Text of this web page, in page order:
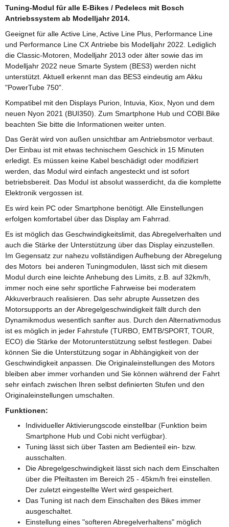
Tuning-Modul für alle E-Bikes / Pedelecs mit Bosch
Antriebssystem ab Modelljahr 2014.
Geeignet für alle Active Line, Active Line Plus, Performance Line
und Performance Line CX Antriebe bis Modelljahr 2022. Lediglich
die Classic-Motoren, Modelljahr 2013 oder älter sowie das im
Modelljahr 2022 neue Smarte System (BES3) werden nicht
unterstützt. Aktuell erkennt man das BES3 eindeutig am Akku
"PowerTube 750".
Kompatibel mit den Displays Purion, Intuvia, Kiox, Nyon und dem
neuen Nyon 2021 (BUI350). Zum Smartphone Hub und COBI.Bike
beachten Sie bitte die Informationen weiter unten.
Das Gerät wird von außen unsichtbar am Antriebsmotor verbaut.
Der Einbau ist mit etwas technischem Geschick in 15 Minuten
erledigt. Es müssen keine Kabel beschädigt oder modifiziert
werden, das Modul wird einfach angesteckt und ist sofort
betriebsbereit. Das Modul ist absolut wasserdicht, da die komplette
Elektronik vergossen ist.
Es wird kein PC oder Smartphone benötigt. Alle Einstellungen
erfolgen komfortabel über das Display am Fahrrad.
Es ist möglich das Geschwindigkeitslimit, das Abregelverhalten und
auch die Stärke der Unterstützung über das Display einzustellen.
Im Gegensatz zur nahezu vollständigen Aufhebung der Abregelung
des Motors bei anderen Tuningmodulen, lässt sich mit diesem
Modul durch eine leichte Anhebung des Limits, z.B. auf 32km/h,
immer noch eine sehr sportliche Fahrweise bei moderatem
Akkuverbrauch realisieren. Das sehr abrupte Aussetzen des
Motorsupports an der Abregelgeschwindigkeit fällt durch den
Dynamikmodus wesentlich sanfter aus. Durch den Alternativmodus
ist es möglich in jeder Fahrstufe (TURBO, EMTB/SPORT, TOUR,
ECO) die Stärke der Motorunterstützung selbst festlegen. Dabei
können Sie die Unterstützung sogar in Abhängigkeit von der
Geschwindigkeit anpassen. Die Originaleinstellungen des Motors
bleiben aber immer vorhanden und Sie können während der Fahrt
sehr einfach zwischen Ihren selbst definierten Stufen und den
Originaleinstellungen umschalten.
Funktionen:
Individueller Aktivierungscode einstellbar (Funktion beim
Smartphone Hub und Cobi nicht verfügbar).
Tuning lässt sich über Tasten am Bedienteil ein- bzw.
ausschalten.
Die Abregelgeschwindigkeit lässt sich nach dem Einschalten
über die Pfeiltasten im Bereich 25 - 45km/h frei einstellen.
Der zuletzt eingestellte Wert wird gespeichert.
Das Tuning ist nach dem Einschalten des Bikes immer
ausgeschaltet.
Einstellung eines "softeren Abregelverhaltens" möglich